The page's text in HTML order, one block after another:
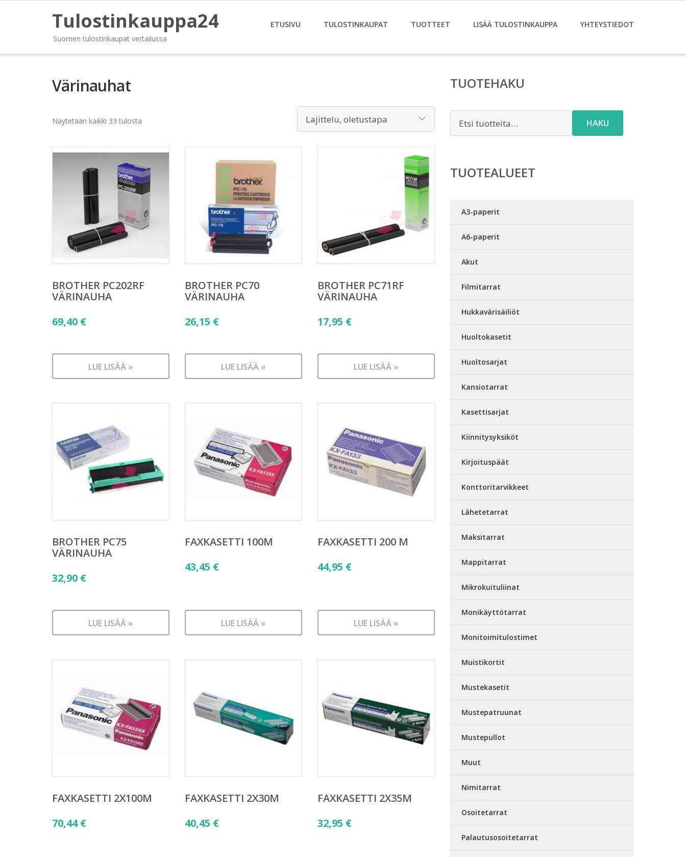
Tulostinkauppa24
Suomen tulostinkaupat vertailussa
ETUSIVU TULOSTINKAUPAT TUOTTEET LISÄÄ TULOSTINKAUPPA YHTEYSTIEDOT
Värinauhat
Näytetään kaikki 33 tulosta
BROTHER PC202RF
VÄRINAUHA
69,40 €
LUE LISÄÄ »
BROTHER PC70
VÄRINAUHA
26,15 €
LUE LISÄÄ »
BROTHER PC71RF
VÄRINAUHA
17,95 €
LUE LISÄÄ »
BROTHER PC75
VÄRINAUHA
32,90 €
LUE LISÄÄ »
FAXKASETTI 100M
43,45 €
LUE LISÄÄ »
FAXKASETTI 200 M
44,95 €
LUE LISÄÄ »
FAXKASETTI 2X100M
70,44€
FAXKASETTI 2X30M
40,45 €
FAXKASETTI 2X35M
32,95 €
TUOTEHAKU
HAKU
TUOTEALUEET
A3-paperit
A6-paperit
Akut
Filmitarrat
Hukkavärisäiliöt
Huoltokasetit
Huoltosarjat
Kansiotarrat
Kasettisarjat
Kiinnitysyksiköt
Kirjoituspäät
Konttoritarvikkeet
Lähetetarrat
Maksitarrat
Mappitarrat
Mikrokuituliinat
Monikäyttötarrat
Monitoimitulostimet
Muistikortit
Mustekasetit
Mustepatruunat
Mustepullot
Muut
Nimitarrat
Osoitetarrat
Palautusosoitetarrat